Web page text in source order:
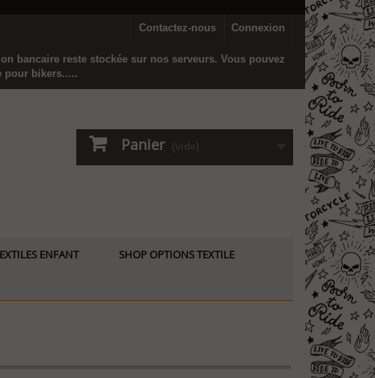
Connexion
Contactez-nous
bancaire reste stockée sur nos serveurs. Vous pouvez
pour bikers.....
Panier (vide)
ENFANT SHOP OPTIONS TEXTILE